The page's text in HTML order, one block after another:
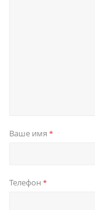
Ваше имя *
Телефон *